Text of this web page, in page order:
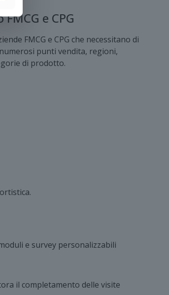
e CPG
FMCG e CPG che necessitano di
punti vendita, regioni,
di prodotto.
e survey personalizzabili
il completamento delle visite